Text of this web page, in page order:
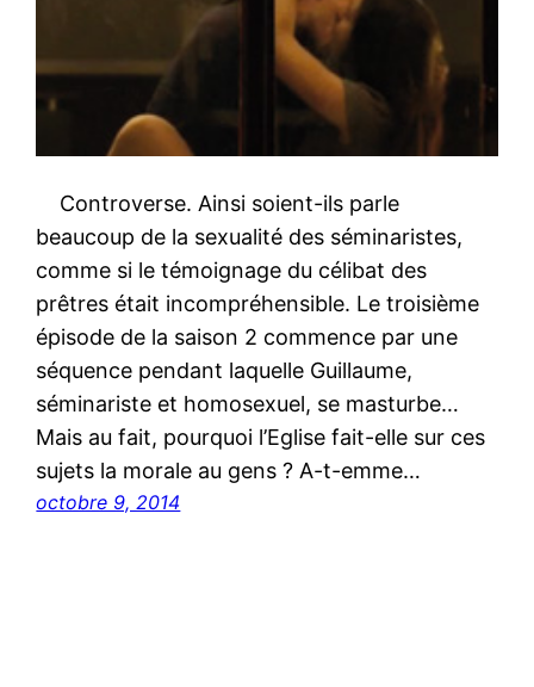
Controverse. Ainsi soient-ils parle
beaucoup de la sexualité des séminaristes,
comme si le témoignage du célibat des
prêtres était incompréhensible. Le troisième
épisode de la saison 2 commence par une
séquence pendant laquelle Guillaume,
séminariste et homosexuel, se masturbe…
Mais au fait, pourquoi l’Eglise fait-elle sur ces
sujets la morale au gens ? A-t-emme…
octobre 9, 2014